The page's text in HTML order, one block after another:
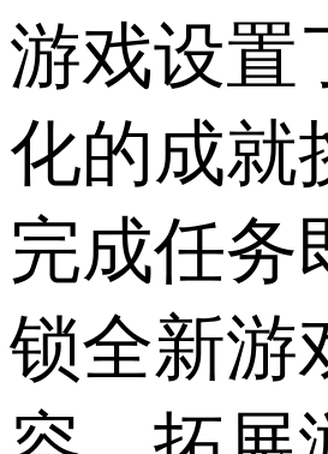
游戏设置
化的成就
完成任务
锁全新游